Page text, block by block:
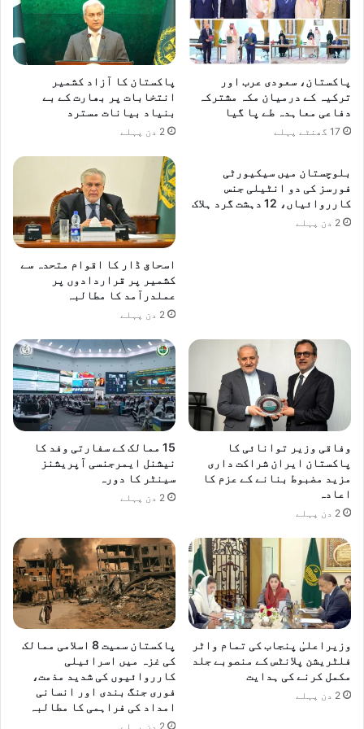
ا
س
ٹ
ا
ٹ
پ
پ
ن
ی
'
ز
و
ا
م
م
ت
ح
ہ
ک
ے
ع
ا
م
ا
ک
ی
س
ط
خ
ط
ر
ک
س
ن
ج
ا
د
ے
گ
ئ
ے
پاکستان، سعودی عرب اور
ترکیہ کے درمیان مکہ مشترکہ
دفاعی معاہدہ طے پا گیا
17 گھنٹے پہلے
پاکستان کا آزاد کشمیر
انتخابات پر بھارت کے بے
بنیاد بیانات مسترد
2 دن پہلے
بلوچستان میں سیکیورٹی
فورسز کی دو انٹیلی جنس
کارروائیاں، 12 دہشت گرد ہلاک
2 دن پہلے
اسحاق ڈار کا اقوام متحدہ سے
کشمیر پر قراردادوں پر
عملدرآمد کا مطالبہ
2 دن پہلے
وفاقی وزیر توانائی کا
پاکستان ایران شراکت داری
مزید مضبوط بنانے کے عزم کا
اعادہ
2 دن پہلے
15 ممالک کے سفارتی وفد کا
نیشنل ایمرجنسی آپریشنز
سینٹر کا دورہ
2 دن پہلے
وزیراعلیٰ پنجاب کی تمام واٹر
فلٹریشن پلانٹس کے منصوبے جلد
مکمل کرنے کی ہدایت
2 دن پہلے
پاکستان سمیت 8 اسلامی ممالک
کی غزہ میں اسرائیلی
کارروائیوں کی شدید مذمت،
فوری جنگ بندی اور انسانی
امداد کی فراہمی کا مطالبہ
2 دن پہلے